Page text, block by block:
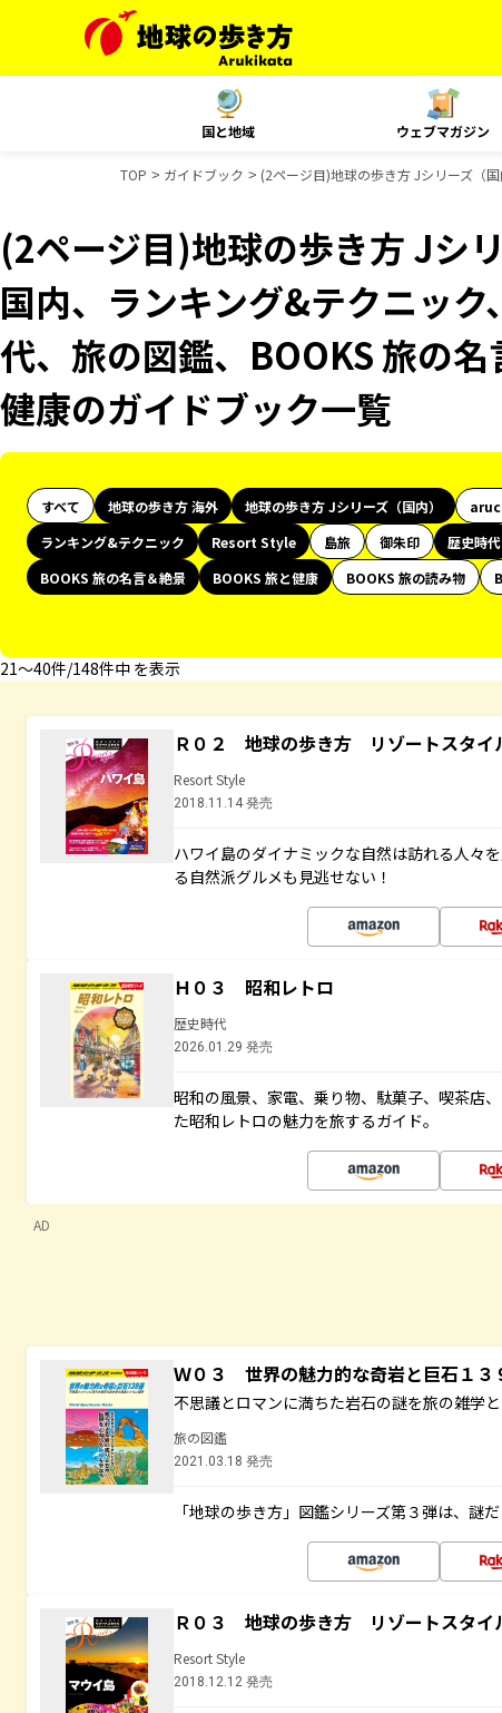
国と地域 ウェブマガジン
TOP ガイドブック (2ページ目)地球の歩き方 Jシリーズ（
(2ページ目)地球の歩き方 Jシ
国内、ランキング&テクニッ
代、旅の図鑑、BOOKS 旅の
健康のガイドブック一覧
すべて 地球の歩き方 海外 地球の歩き方 Jシリーズ（国内）
ランキング&テクニック
Resort Style 島旅 御朱印 歴史時代
BOOKS 旅の名言＆絶景
BOOKS 旅と健康 BOOKS 旅の読み物
21〜40件/148件中 を表示
Ｒ０２ 地球の歩き方 リゾートスタ
Resort Style
2018.11.14 発売
ハワイ島のダイナミックな自然は訪れる人々
る自然派グルメも見逃せない！
Ｈ０３ 昭和レトロ
歴史時代
2026.01.29 発売
昭和の風景、家電、乗り物、駄菓子、喫茶店
た昭和レトロの魅力を旅するガイド。
AD
Ｗ０３ 世界の魅力的な奇岩と巨石１
不思議とロマンに満ちた岩石の謎を旅の雑学
旅の図鑑
2021.03.18 発売
「地球の歩き方」図鑑シリーズ第３弾は、謎
Ｒ０３ 地球の歩き方 リゾートスタ
Resort Style
2018.12.12 発売